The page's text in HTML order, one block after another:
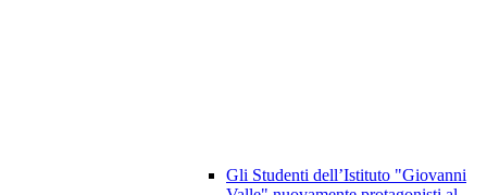
Gli Studenti dell’Istituto "Giovanni